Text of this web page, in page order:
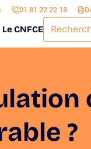
01 81 22 22 18
Le CNFCE
?